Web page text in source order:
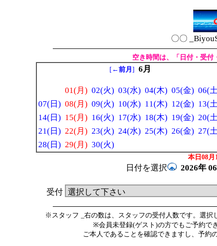
〇〇
空き時間は、「日付・受
[ ←前月 ] 6月
01(月) 02(火) 03(水) 04(木) 05(金) 06(
07(日) 08(月) 09(火) 10(水) 11(木) 12(金) 13(
14(日) 15(月) 16(火) 17(水) 18(木) 19(金) 20(
21(日) 22(月) 23(火) 24(水) 25(木) 26(金) 27(
28(日) 29(月) 30(火)
本日08月
日付を選択 2026年
受付
※スタッフ _右の数は、スタッフの受付人数です。選
※会員未登録(ゲスト)の方でもご予約で
ご本人であることを確認できますし、予約